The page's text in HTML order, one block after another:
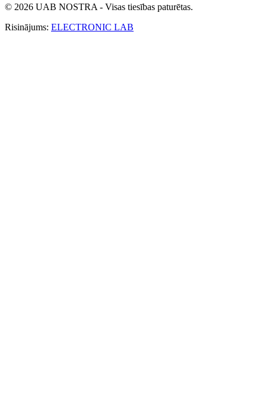
© 2026 UAB NOSTRA - Visas tiesības paturētas.
Risinājums: ELECTRONIC LAB